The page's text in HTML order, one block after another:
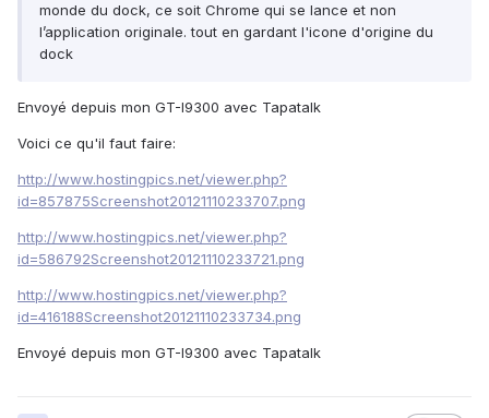
monde du dock, ce soit Chrome qui se lance et non
l’application originale. tout en gardant l'icone d'origine du
dock
Envoyé depuis mon GT-I9300 avec Tapatalk
Voici ce qu'il faut faire:
http://www.hostingpics.net/viewer.php?
id=857875Screenshot20121110233707.png
http://www.hostingpics.net/viewer.php?
id=586792Screenshot20121110233721.png
http://www.hostingpics.net/viewer.php?
id=416188Screenshot20121110233734.png
Envoyé depuis mon GT-I9300 avec Tapatalk